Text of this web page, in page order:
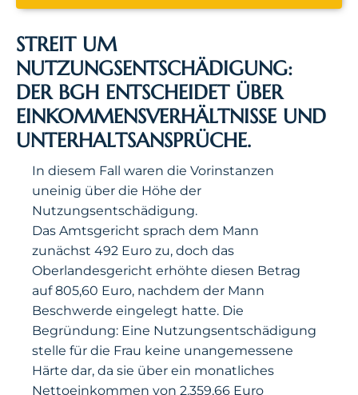
STREIT UM
NUTZUNGSENTSCHÄDIGUNG:
DER BGH ENTSCHEIDET ÜBER
EINKOMMENSVERHÄLTNISSE UND
UNTERHALTSANSPRÜCHE.
In diesem Fall waren die Vorinstanzen
uneinig über die Höhe der
Nutzungsentschädigung.
Das Amtsgericht sprach dem Mann
zunächst 492 Euro zu, doch das
Oberlandesgericht erhöhte diesen Betrag
auf 805,60 Euro, nachdem der Mann
Beschwerde eingelegt hatte. Die
Begründung: Eine Nutzungsentschädigung
stelle für die Frau keine unangemessene
Härte dar, da sie über ein monatliches
Nettoeinkommen von 2.359,66 Euro